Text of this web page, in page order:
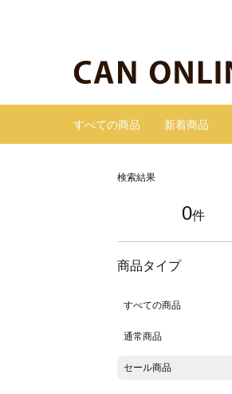
すべての商品 新着商品
検索結果
0件
商品タイプ
すべての商品
通常商品
セール商品